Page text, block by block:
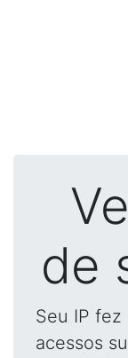
de
Seu IP
acessos